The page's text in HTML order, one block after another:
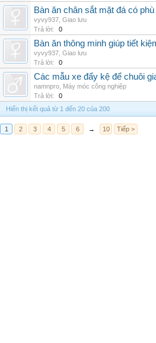
Bàn ăn chân sắt mặt đá có
vyvy937 Giao lưu
Trả lời:
0
Bàn ăn thông minh giúp tiết
vyvy937 Giao lưu
Trả lời:
0
Các mẫu xe đẩy kệ để chuôi
namnpro Máy móc công nghiệp
Trả lời:
0
Hiển thị kết quả từ 1 đến 20 của 200
1 2 3 4 5 6 → 10 Tiếp >